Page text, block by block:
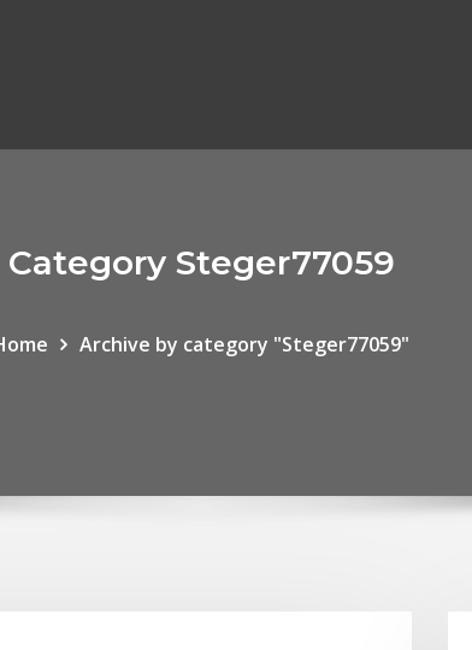
Category Steger77059
Archive by category "Steger77059"